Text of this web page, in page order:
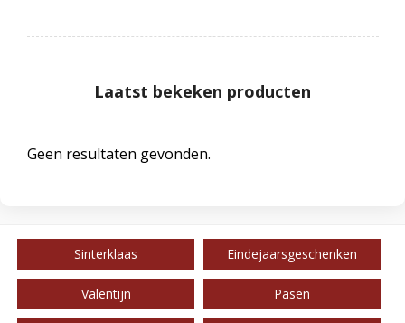
Laatst bekeken producten
Geen resultaten gevonden.
Sinterklaas Eindejaarsgeschenken
Valentijn Pasen